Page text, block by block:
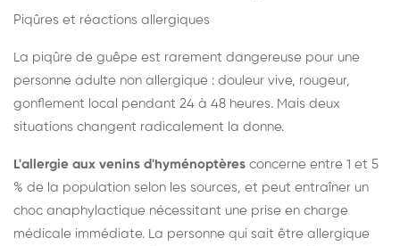
Piqûres et réactions allergiques
La piqûre de guêpe est rarement dangereuse pour une
personne adulte non allergique : douleur vive, rougeur,
gonflement local pendant 24 à 48 heures. Mais deux
situations changent radicalement la donne.
L'allergie aux venins d'hyménoptères concerne entre 1 et 5
% de la population selon les sources, et peut entraîner un
choc anaphylactique nécessitant une prise en charge
médicale immédiate. La personne qui sait être allergique